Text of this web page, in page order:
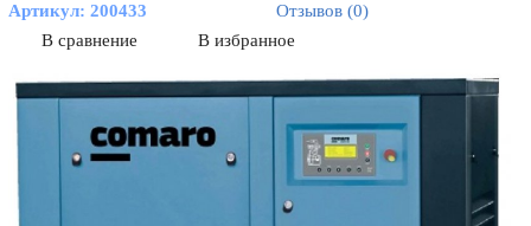
Артикул:200433
Отзывов (0)
В сравнение
В избранное